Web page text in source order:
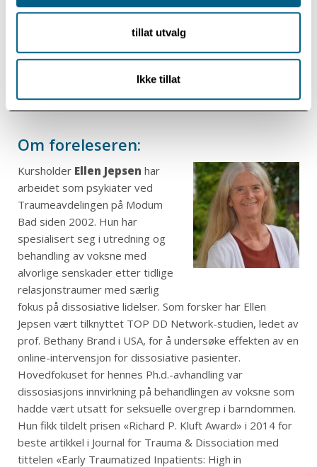
tillat utvalg
Ikke tillat
Kursets innhold
Meritterende
Om foreleseren:
Kursholder Ellen Jepsen har
arbeidet som psykiater ved
Traumeavdelingen på Modum
Bad siden 2002. Hun har
spesialisert seg i utredning og
behandling av voksne med
alvorlige senskader etter tidlige
relasjonstraumer med særlig
fokus på dissosiative lidelser. Som forsker har Ellen
Jepsen vært tilknyttet TOP DD Network-studien, ledet av
prof. Bethany Brand i USA, for å undersøke effekten av en
online-intervensjon for dissosiative pasienter.
Hovedfokuset for hennes Ph.d.-avhandling var
dissosiasjons innvirkning på behandlingen av voksne som
hadde vært utsatt for seksuelle overgrep i barndommen.
Hun fikk tildelt prisen «Richard P. Kluft Award» i 2014 for
beste artikkel i Journal for Trauma & Dissociation med
tittelen «Early Traumatized Inpatients: High in